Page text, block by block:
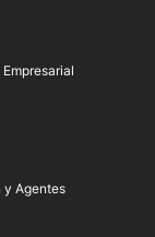
y Agentes